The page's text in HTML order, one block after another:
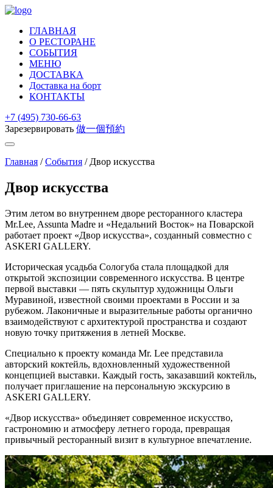
ГЛАВНАЯ
О РЕСТОРАНЕ
СОБЫТИЯ
МЕНЮ
ДОСТАВКА
Доставка на борт
КОНТАКТЫ
+7 (495) 730-66-63
Зарезервировать 做一個預約
Главная /События / Двор искусства
Двор искусства
Этим летом во внутреннем дворе ресторанного кластера
Mr.Lee, Assunta Madre и «Недальний Восток» на Поварской
работает проект «Двор искусства», созданный совместно с
ASKERI GALLERY.
Историческая усадьба Сологуба стала площадкой для
открытой экспозиции современного искусства. В центре
первой выставки — пять скульптур художницы Ольги
Муравиной, известной своими проектами в России и за
рубежом. Лаконичные и выразительные работы органично
взаимодействуют с архитектурой пространства и создают
новую точку притяжения в летней Москве.
Специально к проекту команда Mr. Lee представила
авторский коктейль, вдохновленный художественной
концепцией выставки. Каждый гость, заказавший коктейль,
получает приглашение на персональную экскурсию в
ASKERI GALLERY.
«Двор искусства» объединяет современное искусство,
гастрономию и атмосферу летнего города, превращая
привычный ресторанный визит в культурное впечатление.